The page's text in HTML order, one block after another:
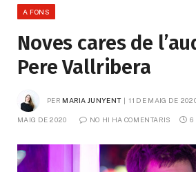
A FONS
Noves cares de
Pere Vallribera
PER MARIA JUNYENT 11 DE MAIG DE
MAIG DE 2020 NO HI HA COMENTARIS 6